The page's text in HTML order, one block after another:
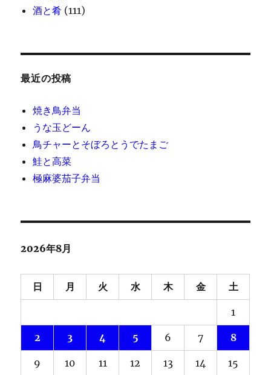
酒と肴 (111)
最近の投稿
焼き鳥弁当
うな玉どーん
鳥チャーとそぼろとうでたまご
鮭と高菜
極麻婆茄子弁当
2026年8月
日 月 火 水 木 金 土
1
2 3 4 5 6 7 8
9 10 11 12 13 14 15